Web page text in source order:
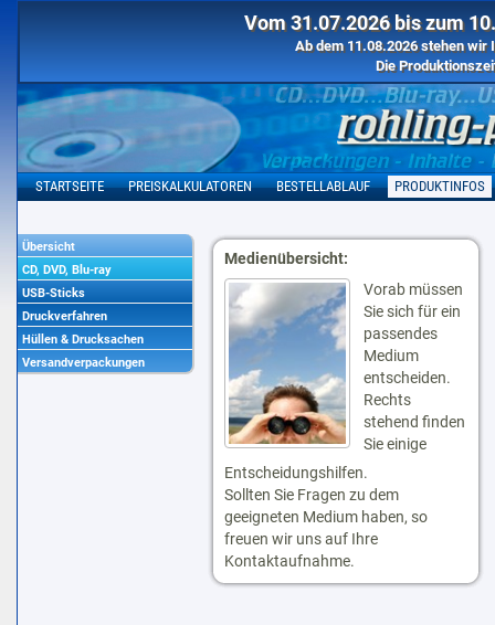
Vom 31.07.2026 bis zum
Ab dem 11.08.2026 stehen
Die
STARTSEITE PREISKALKULATOREN BESTELLABLAUF PRODUKTINFOS
Übersicht
CD, DVD, Blu-ray
USB-Sticks
Druckverfahren
Hüllen & Drucksachen
Versandverpackungen
Medienübersicht:
Vorab müssen
Sie sich für ein
passendes
Medium
entscheiden.
Rechts
stehend finden
Sie einige
Entscheidungshilfen.
Sollten Sie Fragen zu dem
geeigneten Medium haben, so
freuen wir uns auf Ihre
Kontaktaufnahme.